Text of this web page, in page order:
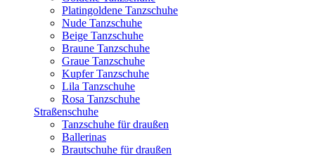
Platingoldene Tanzschuhe
Nude Tanzschuhe
Beige Tanzschuhe
Braune Tanzschuhe
Graue Tanzschuhe
Kupfer Tanzschuhe
Lila Tanzschuhe
Rosa Tanzschuhe
Straßenschuhe
Tanzschuhe für draußen
Ballerinas
Brautschuhe für draußen